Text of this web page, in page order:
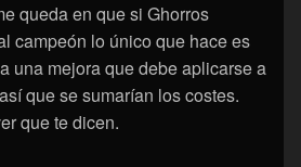
queda en que si Ghorros
campeón lo único que hace es
una mejora que debe aplicarse a
que se sumarían los costes.
que te dicen.